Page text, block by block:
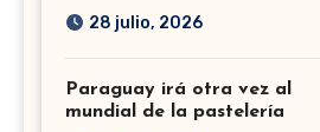
28 julio, 2026
Paraguay irá otra vez al
mundial de la pastelería